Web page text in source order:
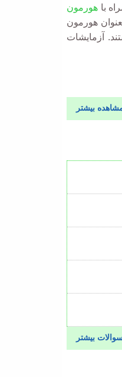
باهورمون
هورمون
آزمایشات
بیشتر
بیشتر